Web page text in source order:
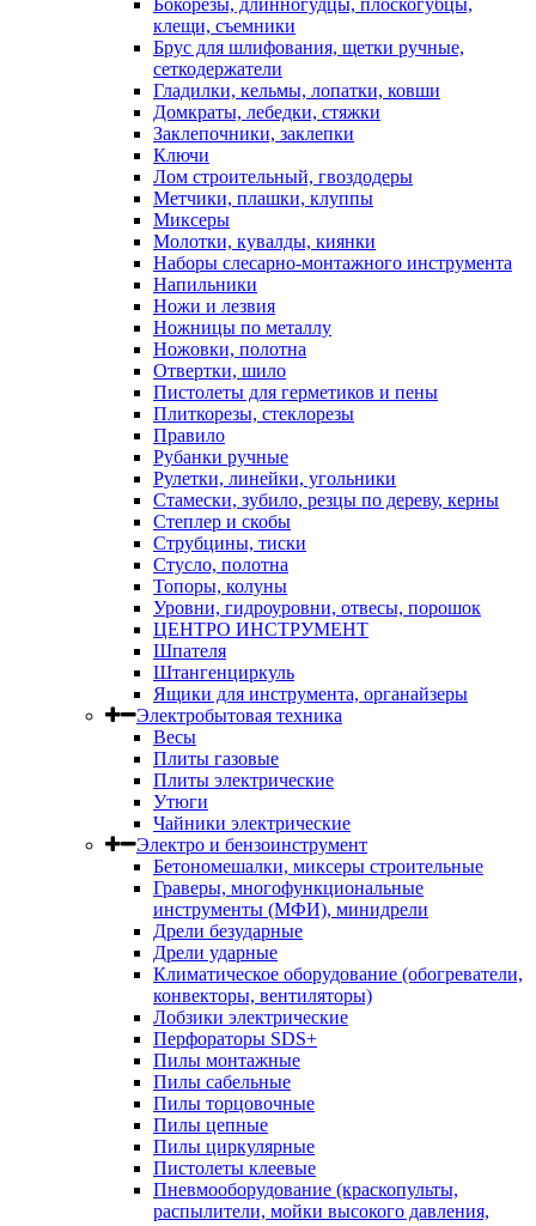
клещи, съемники
Брус для шлифования, щетки ручные,
сеткодержатели
Гладилки, кельмы, лопатки, ковши
Домкраты, лебедки, стяжки
Заклепочники, заклепки
Ключи
Лом строительный, гвоздодеры
Метчики, плашки, клуппы
Миксеры
Молотки, кувалды, киянки
Наборы слесарно-монтажного инструмента
Напильники
Ножи и лезвия
Ножницы по металлу
Ножовки, полотна
Отвертки, шило
Пистолеты для герметиков и пены
Плиткорезы, стеклорезы
Правило
Рубанки ручные
Рулетки, линейки, угольники
Стамески, зубило, резцы по дереву, керны
Степлер и скобы
Струбцины, тиски
Стусло, полотна
Топоры, колуны
Уровни, гидроуровни, отвесы, порошок
ЦЕНТРО ИНСТРУМЕНТ
Шпателя
Штангенциркуль
Ящики для инструмента, органайзеры
Электробытовая техника
Весы
Плиты газовые
Плиты электрические
Утюги
Чайники электрические
Электро и бензоинструмент
Бетономешалки, миксеры строительные
Граверы, многофункциональные
инструменты (МФИ), минидрели
Дрели безударные
Дрели ударные
Климатическое оборудование (обогреватели,
конвекторы, вентиляторы)
Лобзики электрические
Перфораторы SDS+
Пилы монтажные
Пилы сабельные
Пилы торцовочные
Пилы цепные
Пилы циркулярные
Пистолеты клеевые
Пневмооборудование (краскопульты,
распылители, мойки высокого давления,